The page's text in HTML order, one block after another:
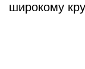
широкому